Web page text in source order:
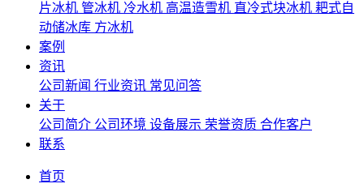
片冰机 管冰机 冷水机 高温造雪机 直冷式块冰机 耙式自
动储冰库 方冰机
案例
资讯
公司新闻 行业资讯 常见问答
关于
公司简介 公司环境 设备展示 荣誉资质 合作客户
联系
首页